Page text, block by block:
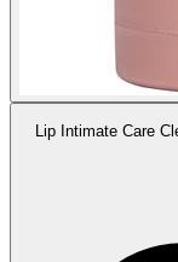
Lip Intimate Care